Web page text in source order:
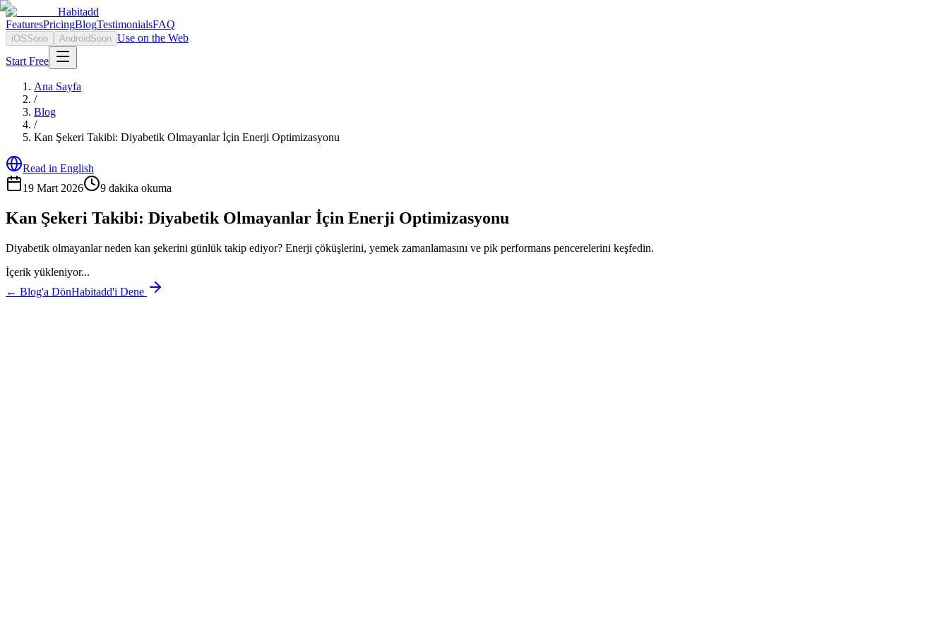
Habitadd
FeaturesPricingBlogTestimonialsFAQ
iOSSoon Android Soon Use on the Web
Start Free
Ana Sayfa
/
Blog
/
Kan Şekeri Takibi: Diyabetik Olmayanlar İçin Enerji Optimizasyonu
Read in English
19 Mart 2026
9 dakika okuma
Kan Şekeri Takibi: Diyabetik Olmayanlar İçin Enerji Optimizasyonu
Diyabetik olmayanlar neden kan şekerini günlük takip ediyor? Enerji çöküşlerini, yemek zamanlamasını ve pik performans pencerelerini keşfedin.
İçerik yükleniyor...
← Blog'a DönHabitadd'i Dene